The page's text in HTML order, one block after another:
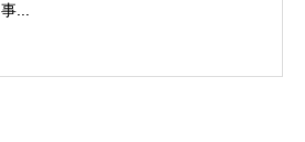
事...